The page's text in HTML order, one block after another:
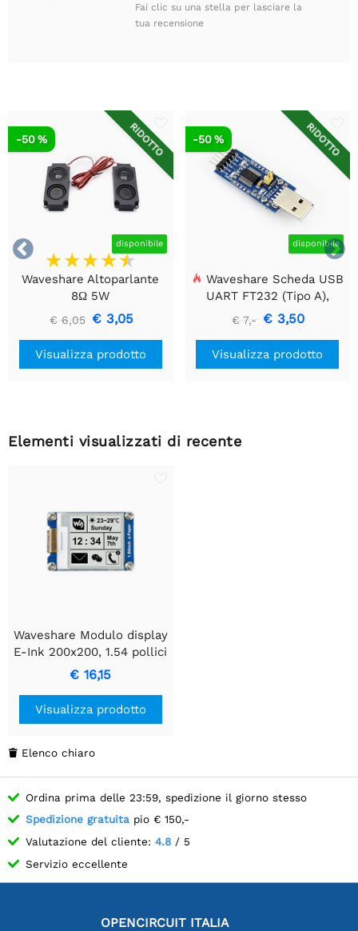
Fai clic su una stella per lasciare la
tua recensione


RIDOTTO
disponibile
-50 %
Waveshare Altoparlante
8Ω 5W
€ 6,05 € 3,05
Visualizza prodotto
RIDOTTO
disponibile
-50 %
Waveshare Scheda USB
UART FT232 (Tipo A),
Modulo di Comunicazione
USB a TTL (UART)
€ 7,- € 3,50
Visualizza prodotto
Elementi visualizzati di recente
Waveshare Modulo display
E-Ink 200x200, 1.54 pollici
€ 16,15
Visualizza prodotto
 Elenco chiaro
Ordina prima delle 23:59, spedizione il giorno stesso
Spedizione gratuita pio € 150,-
Valutazione del cliente: 4.8 / 5
Servizio eccellente
OPENCIRCUIT ITALIA